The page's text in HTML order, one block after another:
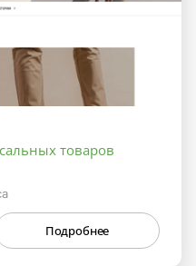
товаров
Подробнее